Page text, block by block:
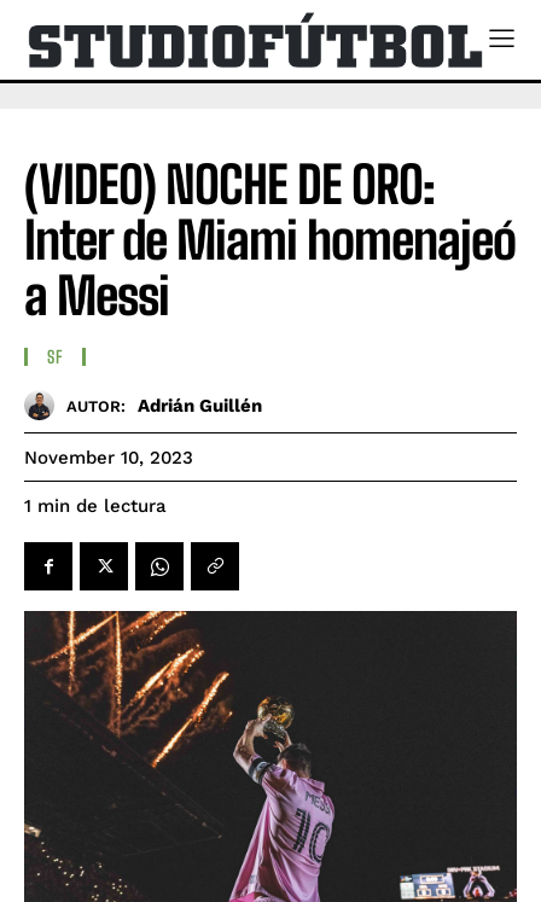
(VIDEO) NOCHE DE ORO:
Inter de Miami homenajeó
a Messi
SF
AUTOR: Adrián Guillén
November 10, 2023
1 min de lectura